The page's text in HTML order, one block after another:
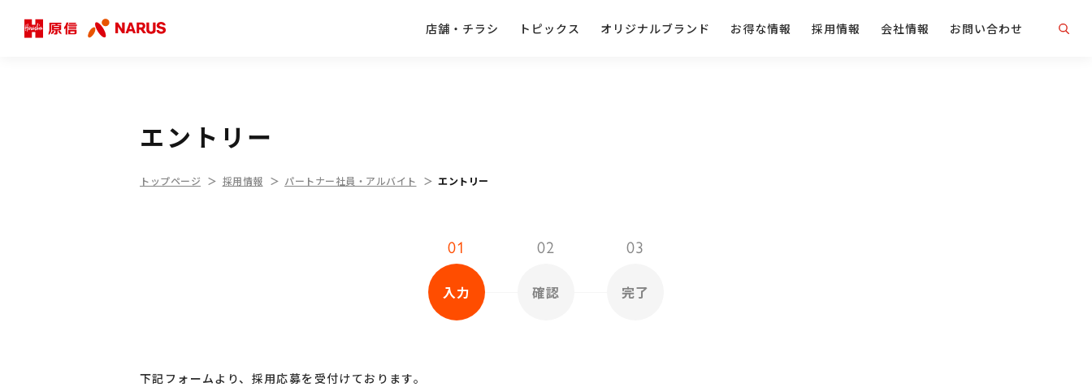
店舗・チラシ トピックス オリジナルブランド お得な情報 採用情報 会社情報 お問い合わせ
エントリー
トップページ 採用情報 パートナー社員・アルバイト エントリー
01
入力
02
確認
03
完了
下記フォームより、採用応募を受付けております。